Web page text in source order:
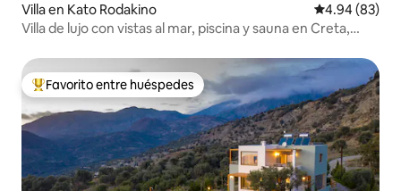
Villa en Kato Rodakino Calificación
4.94 (83)
Villa de lujo con vistas al mar, piscina y sauna en Creta,
Favorito entre huéspedes preferido
Favorito entre huéspedes